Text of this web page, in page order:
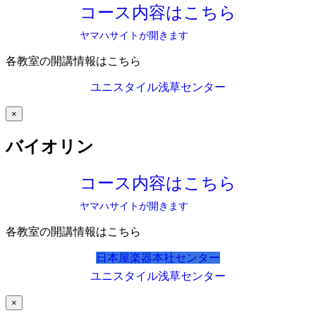
コース内容はこちら
ヤマハサイトが開きます
各教室の開講情報はこちら
ユニスタイル浅草センター
×
バイオリン
コース内容はこちら
ヤマハサイトが開きます
各教室の開講情報はこちら
日本屋楽器本社センター
ユニスタイル浅草センター
×